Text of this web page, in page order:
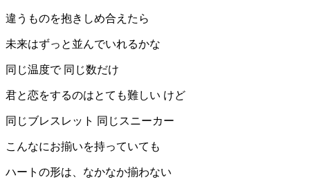
違うものを抱きしめ合えたら
未来はずっと並んでいれるかな
同じ温度で 同じ数だけ
君と恋をするのはとても難しい けど
同じブレスレット 同じスニーカー
こんなにお揃いを持っていても
ハートの形は、なかなか揃わない